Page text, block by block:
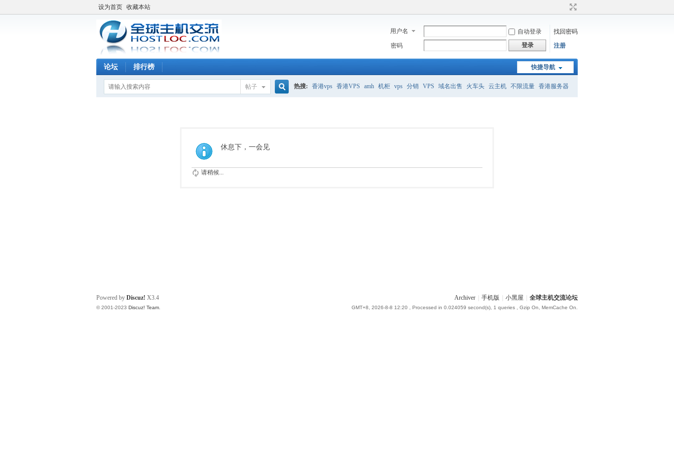
设为首页 收藏本站
用户名 自动登录
找回密码
密码
登录 注册
快捷导航
论坛 排行榜
帖子 热搜: 香港vps 香港VPS amh 机柜 vps 分销 VPS 域名出售 火车头 云主机 不限流量 香港服务器
休息下，一会见
请稍候...
Archiver 手机版 小黑屋 全球主机交流论坛
GMT+8, 2026-8-8 12:20 , Processed in 0.024059 second(s), 1 queries , Gzip On, MemCache On.
Powered by Discuz! X3.4
© 2001-2023 Discuz! Team